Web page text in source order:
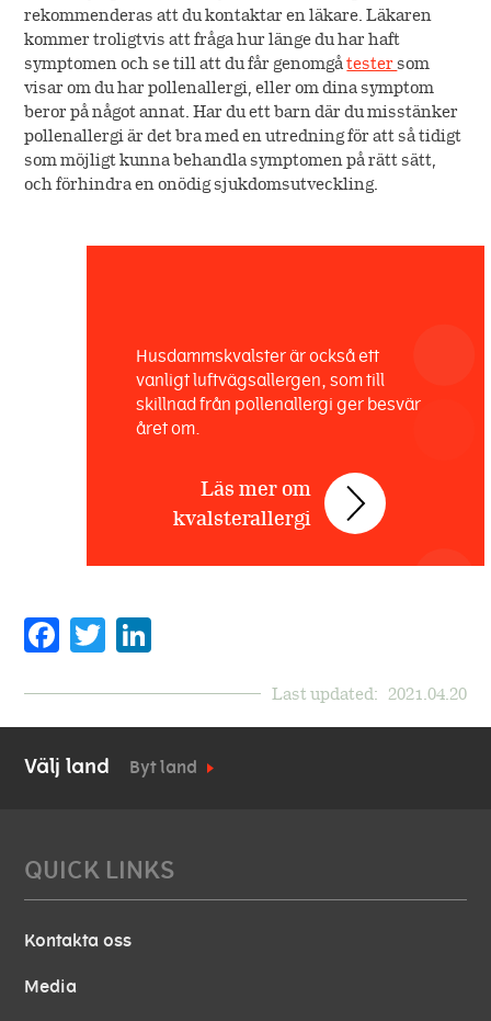
rekommenderas att du kontaktar en läkare. Läkaren
kommer troligtvis att fråga hur länge du har haft
symptomen och se till att du får genomgåtestersom
visar om du har pollenallergi, eller om dina symptom
beror på något annat. Har du ett barn där du misstänker
pollenallergi är det bra med en utredning för att så tidigt
som möjligt kunna behandla symptomen på rätt sätt,
och förhindra en onödig sjukdomsutveckling.
Husdammskvalster är också ett
vanligt luftvägsallergen, som till
skillnad från pollenallergi ger besvär
året om.
Läs mer om
kvalsterallergi
Facebook
Twitter
Last updated: 2021.04.20
Välj land Byt land
QUICK LINKS
Kontakta oss
Media